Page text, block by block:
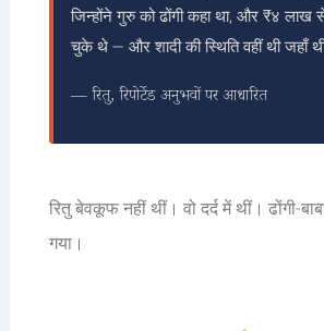
जिन्होंने गुरु को ढोंगी कहा था, और ₹४ लाख से
चुके थे — और शादी की स्थिति वहीं थी जहाँ
— रितु, रिपोर्टेड अनुभवों पर आधारित
रितु बेवकूफ नहीं थीं। वो दर्द में थीं। ढोंगी-
गया।